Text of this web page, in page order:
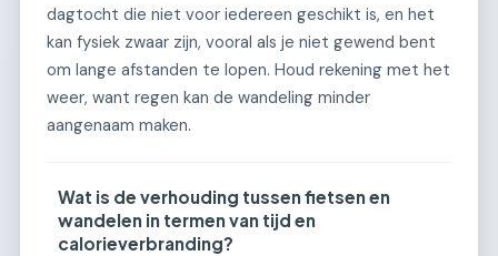
dagtocht die niet voor iedereen geschikt is, en het
kan fysiek zwaar zijn, vooral als je niet gewend bent
om lange afstanden te lopen. Houd rekening met het
weer, want regen kan de wandeling minder
aangenaam maken.
Wat is de verhouding tussen fietsen en
wandelen in termen van tijd en
calorieverbranding?